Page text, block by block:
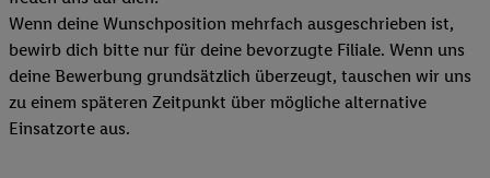
Wenn deine Wunschposition mehrfach ausgeschrieben ist,
bewirb dich bitte nur für deine bevorzugte Filiale. Wenn uns
deine Bewerbung grundsätzlich überzeugt, tauschen wir uns
zu einem späteren Zeitpunkt über mögliche alternative
Einsatzorte aus.